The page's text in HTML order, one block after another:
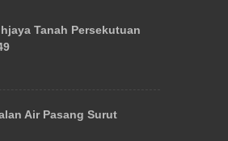
Tanah Persekutuan
Air Pasang Surut